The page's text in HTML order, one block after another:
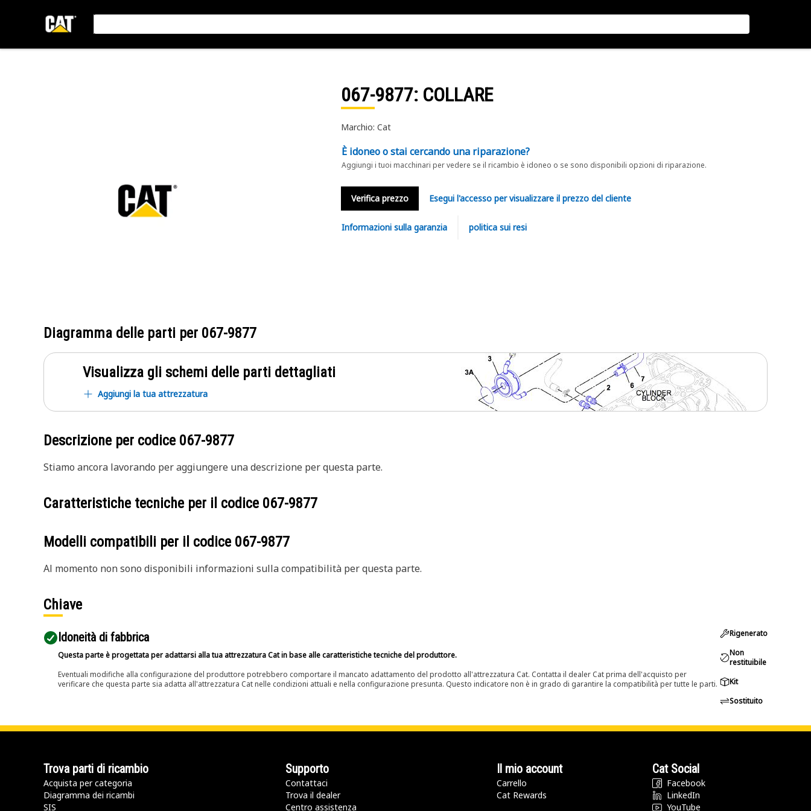
067-9877: COLLARE
Marchio: Cat
È idoneo o stai cercando una riparazione?
Aggiungi i tuoi macchinari per vedere se il ricambio è idoneo o se sono disponibili opzioni di riparazione.
Verifica prezzo Esegui l'accesso per visualizzare il prezzo del cliente
Informazioni sulla garanzia politica sui resi
Diagramma delle parti per 067-9877
Visualizza gli schemi delle parti dettagliati
Aggiungi la tua attrezzatura
Descrizione per codice 067-9877
Stiamo ancora lavorando per aggiungere una descrizione per questa parte.
Caratteristiche tecniche per il codice 067-9877
Modelli compatibili per il codice 067-9877
Al momento non sono disponibili informazioni sulla compatibilità per questa parte.
Chiave
Idoneità di fabbrica
Questa parte è progettata per adattarsi alla tua attrezzatura Cat in base alle caratteristiche tecniche del produttore.
Eventuali modifiche alla configurazione del produttore potrebbero comportare il mancato adattamento del prodotto all'attrezzatura Cat. Contatta il dealer Cat prima dell'acquisto per
verificare che questa parte sia adatta all'attrezzatura Cat nelle condizioni attuali e nella configurazione presunta. Questo indicatore non è in grado di garantire la compatibilità per tutte le parti.
Rigenerato
Non
restituibile
Kit
Sostituito
Trova parti di ricambio
Acquista per categoria
Diagramma dei ricambi
SIS
Supporto
Contattaci
Trova il dealer
Centro assistenza
Il mio account
Carrello
Cat Rewards
Cat Social
Facebook
LinkedIn
YouTube